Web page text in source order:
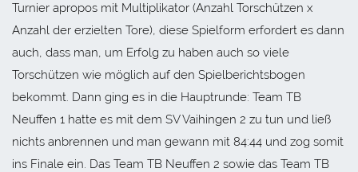
Turnier apropos mit Multiplikator (Anzahl Torschützen x
Anzahl der erzielten Tore), diese Spielform erfordert es dann
auch, dass man, um Erfolg zu haben auch so viele
Torschützen wie möglich auf den Spielberichtsbogen
bekommt. Dann ging es in die Hauptrunde: Team TB
Neuffen 1 hatte es mit dem SV Vaihingen 2 zu tun und ließ
nichts anbrennen und man gewann mit 84:44 und zog somit
ins Finale ein. Das Team TB Neuffen 2 sowie das Team TB